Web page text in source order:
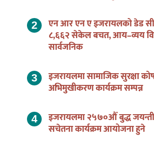
एन आर एन ए इजरायलको डेड सी
८,६६२ सेकेल बचत, आय–व्यय
सार्वजनिक
इजरायलमा सामाजिक सुरक्षा
अभिमुखीकरण कार्यक्रम सम्पन्न
इजरायलमा २५७०औं बुद्ध
सचेतना कार्यक्रम आयोजना हुने